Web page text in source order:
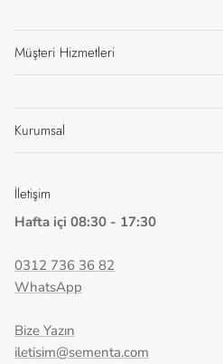
Müşteri Hizmetleri
Kurumsal
İletişim
Hafta içi 08:30 - 17:30
0312 736 36 82
WhatsApp
Bize Yazın
iletisim@sementa.com